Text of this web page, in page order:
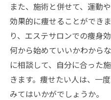
また、施術と併せて、運動
効果的に痩せることができ
り、エステサロンでの痩身
何から始めていいかわから
に相談して、自分に合った
きます。痩せたい人は、一
みてはいかがでしょうか。